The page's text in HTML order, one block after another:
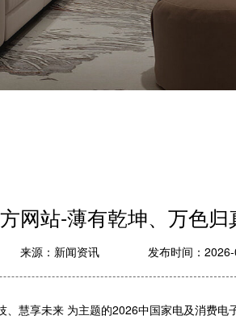
网站-薄有乾坤、万色
来源： 新闻资讯 发布时间：
慧享未来 为主题的2026中国家电及消费